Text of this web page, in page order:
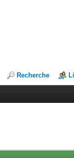
Recherche